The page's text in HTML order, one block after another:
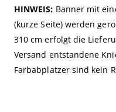
HINWEIS: Banner mit
(kurze Seite) werden
310 cm erfolgt die
Versand entstandene
Farbabplatzer sind kein